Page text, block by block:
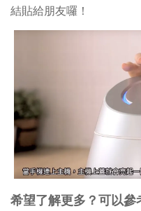
結貼給朋友囉！
希望了解更多？可以參